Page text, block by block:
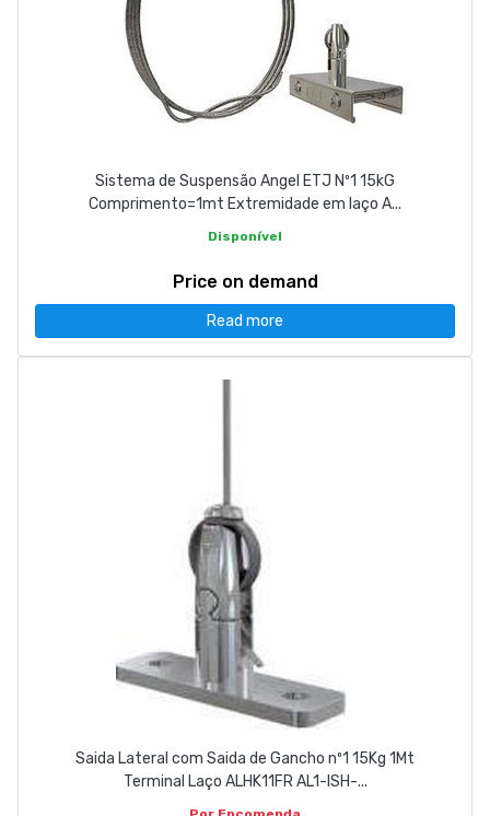
Sistema de Suspensão Angel ETJ Nº1 15kG
Comprimento=1mt Extremidade em laço A...
Disponível
Price on demand
Read more
Saida Lateral com Saida de Gancho nº1 15Kg 1Mt
Terminal Laço ALHK11FR AL1-ISH-...